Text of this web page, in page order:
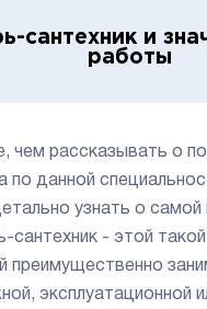
сантехник и
работы
чем рассказывать о
по данной
узнать о самой
сантехник - этой
преимущественно
эксплуатационной